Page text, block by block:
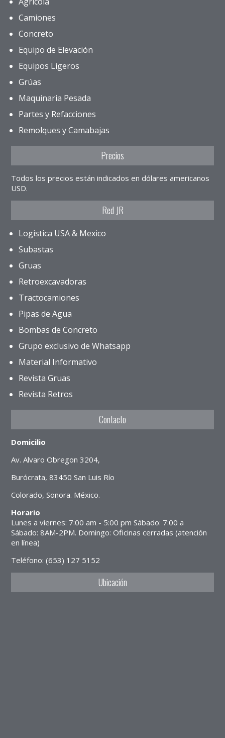
Camiones
Concreto
Equipo de Elevación
Equipos Ligeros
Grúas
Maquinaria Pesada
Partes y Refacciones
Remolques y Camabajas
Precios
Todos los precios están indicados en dólares americanos
USD.
Red JR
Logistica USA & Mexico
Subastas
Gruas
Retroexcavadoras
Tractocamiones
Pipas de Agua
Bombas de Concreto
Grupo exclusivo de Whatsapp
Material Informativo
Revista Gruas
Revista Retros
Contacto
Domicilio
Av. Alvaro Obregon 3204,
Burócrata, 83450 San Luis Río
Colorado, Sonora. México.
Horario
Lunes a viernes: 7:00 am - 5:00 pm Sábado: 7:00 a
Sábado: 8AM-2PM. Domingo: Oficinas cerradas (atención
en línea)
Teléfono: (653) 127 5152
Ubicación